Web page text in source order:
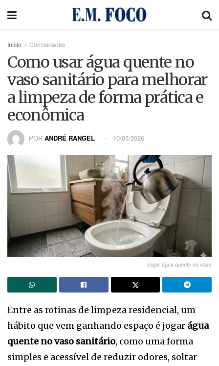
Início Curiosidades
Como usar água quente no
vaso sanitário para melhorar
a limpeza de forma prática e
econômica
POR ANDRÉ RANGEL 10/05/2026
Jogar água quente no vaso
Entre as rotinas de limpeza residencial, um
hábito que vem ganhando espaço é jogar água
quente no vaso sanitário, como uma forma
simples e acessível de reduzir odores, soltar